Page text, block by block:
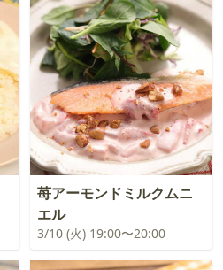
苺アーモンドミルクムニ
エル
3/10 (火) 19:00〜20:00